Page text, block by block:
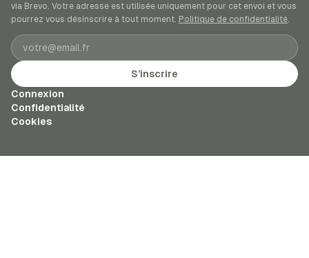
via Brevo. Votre adresse est utilisée uniquement pour cet envoi et vous
pourrez vous désinscrire à tout moment. Politique de confidentialité.
Adresse e-mail
S’inscrire
Connexion
Confidentialité
Cookies